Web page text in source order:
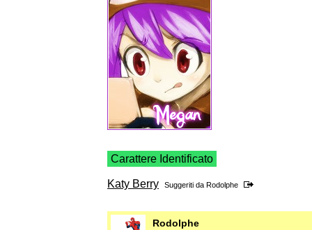
Carattere Identificato
Katy Berry Suggeriti da Rodolphe
Rodolphe